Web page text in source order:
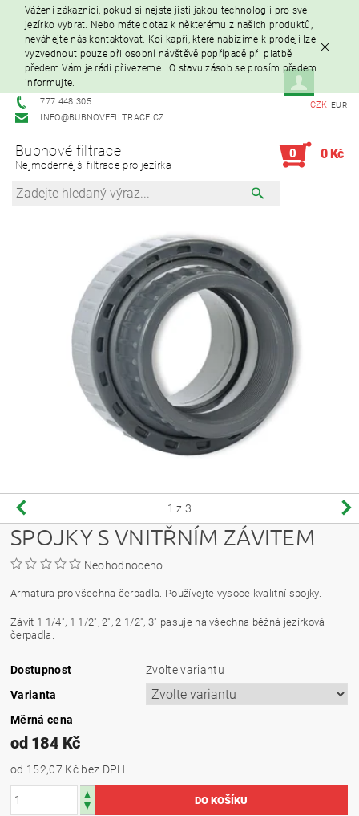
Vážení zákazníci, pokud si nejste jisti jakou technologii pro své
jezírko vybrat. Nebo máte dotaz k některému z našich produktů,
neváhejte nás kontaktovat. Koi kapři, které nabízíme k prodeji lze
vyzvednout pouze při osobní návštěvě popřípadě při platbě
předem Vám je rádi přivezeme . O stavu zásob se prosím předem
informujte.
777 448 305
INFO@BUBNOVEFILTRACE.CZ
CZK EUR
Bubnové filtrace
Nejmodernější filtrace pro jezírka
0 0 Kč
1 z 3
SPOJKY S VNITŘNÍM ZÁVITEM
Neohodnoceno
Armatura pro všechna čerpadla. Používejte vysoce kvalitní spojky.
Závit 1 1/4", 1 1/2", 2", 2 1/2", 3" pasuje na všechna běžná jezírková
čerpadla.
Dostupnost
Zvolte variantu
Varianta
Měrná cena
–
od 184 Kč
od 152,07 Kč bez DPH